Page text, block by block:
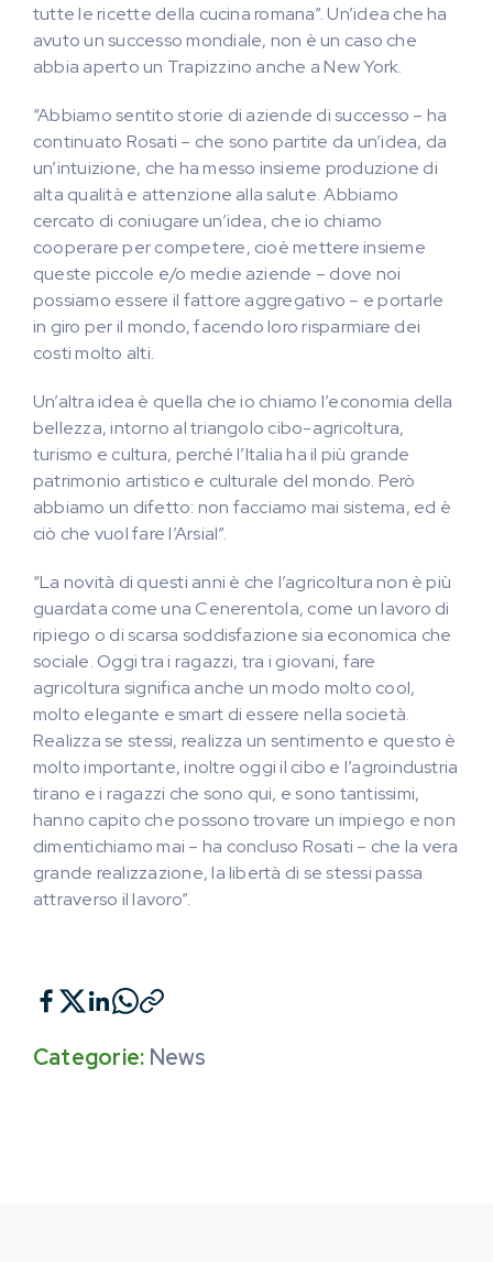
tutte le ricette della cucina romana”. Un’idea che ha
avuto un successo mondiale, non è un caso che
abbia aperto un Trapizzino anche a New York.
“Abbiamo sentito storie di aziende di successo – ha
continuato Rosati – che sono partite da un’idea, da
un’intuizione, che ha messo insieme produzione di
alta qualità e attenzione alla salute. Abbiamo
cercato di coniugare un’idea, che io chiamo
cooperare per competere, cioè mettere insieme
queste piccole e/o medie aziende – dove noi
possiamo essere il fattore aggregativo – e portarle
in giro per il mondo, facendo loro risparmiare dei
costi molto alti.
Un’altra idea è quella che io chiamo l’economia della
bellezza, intorno al triangolo cibo-agricoltura,
turismo e cultura, perché l’Italia ha il più grande
patrimonio artistico e culturale del mondo. Però
abbiamo un difetto: non facciamo mai sistema, ed è
ciò che vuol fare l’Arsial”.
“La novità di questi anni è che l’agricoltura non è più
guardata come una Cenerentola, come un lavoro di
ripiego o di scarsa soddisfazione sia economica che
sociale. Oggi tra i ragazzi, tra i giovani, fare
agricoltura significa anche un modo molto cool,
molto elegante e smart di essere nella società.
Realizza se stessi, realizza un sentimento e questo è
molto importante, inoltre oggi il cibo e l’agroindustria
tirano e i ragazzi che sono qui, e sono tantissimi,
hanno capito che possono trovare un impiego e non
dimentichiamo mai – ha concluso Rosati – che la vera
grande realizzazione, la libertà di se stessi passa
attraverso il lavoro”.
Categorie: News